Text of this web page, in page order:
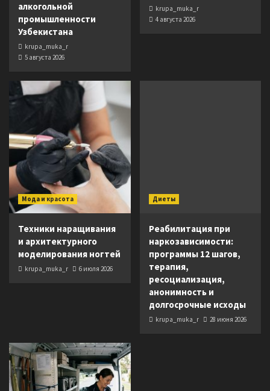
алкогольной
промышленности
Узбекистана
krupa_muka_r
5 августа 2026
krupa_muka_r
4 августа 2026
Мода и красота
Техники наращивания
и архитектурного
моделирования ногтей
krupa_muka_r 6 июля 2026
Диеты
Реабилитация при
наркозависимости:
программы 12 шагов,
терапия,
ресоциализация,
анонимность и
долгосрочные исходы
krupa_muka_r 28 июня 2026